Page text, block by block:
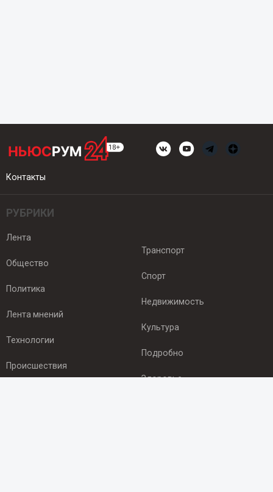
Контакты
РУБРИКИ
Лента
Общество
Политика
Лента мнений
Технологии
Происшествия
Транспорт
Спорт
Недвижимость
Культура
Подробно
Здоровье